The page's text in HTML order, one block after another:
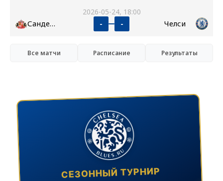
2026-05-24, 18:00
Сандерленд - - Челси
Все матчи Расписание Результаты
СЕЗОННЫЙ ТУРНИР